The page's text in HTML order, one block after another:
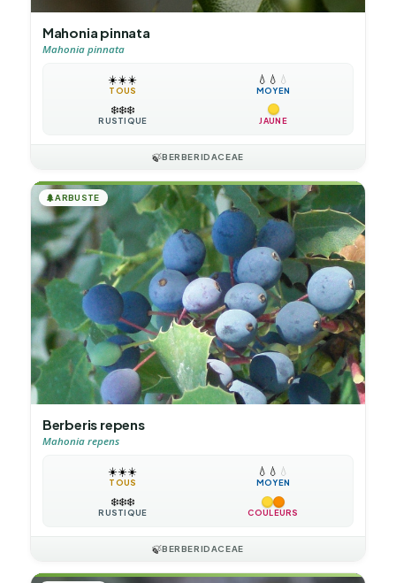
Mahonia pinnata
Mahonia pinnata
☀️☀️☀️
TOUS
💧 💧 💧
MOYEN
❄️❄️❄️
RUSTIQUE JAUNE
🍃BERBERIDACEAE
🌲ARBUSTE
Berberis repens
Mahonia repens
☀️☀️☀️
TOUS
💧 💧 💧
MOYEN
❄️❄️❄️
RUSTIQUE COULEURS
🍃BERBERIDACEAE